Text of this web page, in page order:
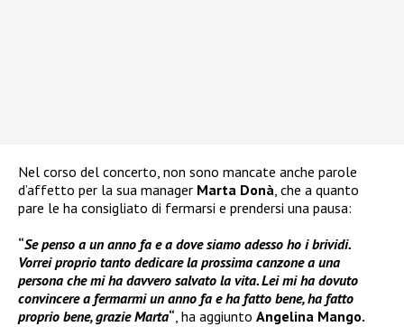
Nel corso del concerto, non sono mancate anche parole
d’affetto per la sua manager Marta Donà, che a quanto
pare le ha consigliato di fermarsi e prendersi una pausa:
“Se penso a un anno fa e a dove siamo adesso ho i brividi.
Vorrei proprio tanto dedicare la prossima canzone a una
persona che mi ha davvero salvato la vita. Lei mi ha dovuto
convincere a fermarmi un anno fa e ha fatto bene, ha fatto
proprio bene, grazie Marta“, ha aggiunto Angelina Mango.